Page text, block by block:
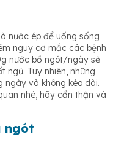
nước ép để uống sống
nguy cơ mắc các bệnh
nước bồ ngót/ngày sẽ
ngủ. Tuy nhiên, những
ngày và không kéo dài.
nhé, hãy cẩn thận và
ngót